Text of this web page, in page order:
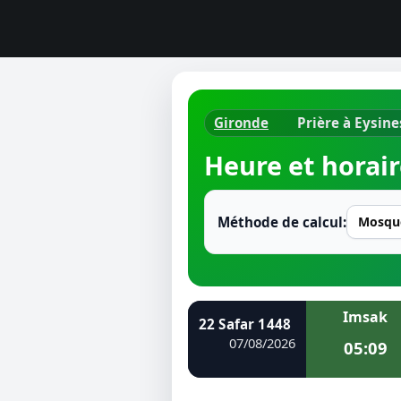
Horaires
Heure de
Ramadan
Gironde Prière à
Heure et
Méthode de calcul:
22 Safar 1448
07/08/2026
Imsak
05:09